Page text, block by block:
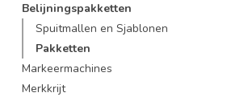
Belijningspakketten
Spuitmallen en Sjablonen
Pakketten
Markeermachines
Merkkrijt